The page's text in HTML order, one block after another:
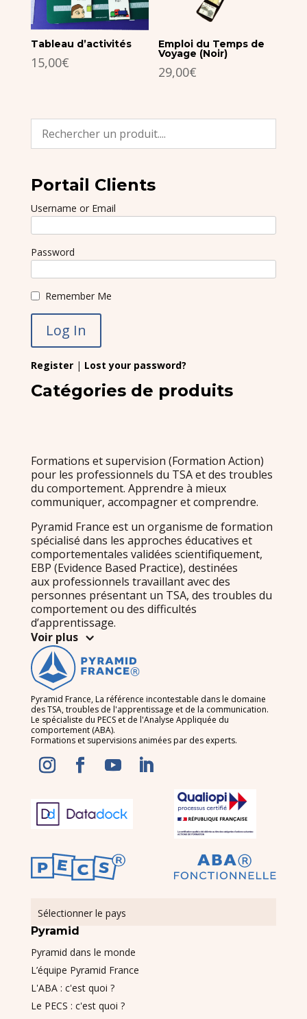
Tableau d’activités
15,00€
Emploi du Temps de
Voyage (Noir)
29,00€
Portail Clients
Username or Email
Password
Remember Me
Register| Lost your password?
Catégories de produits
Formations et supervision (Formation Action)
pour les professionnels du TSA et des troubles
du comportement. Apprendre à mieux
communiquer, accompagner et comprendre.
Pyramid France est un organisme de formation
spécialisé dans les approches éducatives et
comportementales validées scientifiquement,
EBP (Evidence Based Practice), destinées
aux professionnels travaillant avec des
personnes présentant un TSA, des troubles du
comportement ou des difficultés
d’apprentissage.
Voir plus
Pyramid France, La référence incontestable dans le domaine
des TSA, troubles de l'apprentissage et de la communication.
Le spécialiste du PECS et de l'Analyse Appliquée du
comportement (ABA).
Formations et supervisions animées par des experts.
Sélectionner le pays
Pyramid
Pyramid dans le monde
L’équipe Pyramid France
L'ABA : c'est quoi ?
Le PECS : c'est quoi ?